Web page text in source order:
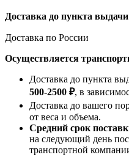
Доставка до пункта
Доставка по России
Осуществляется
Доставка до пункта
500-2500 ₽, в
Доставка до вашего
от веса и объема.
Средний срок
на следующий день
транспортной